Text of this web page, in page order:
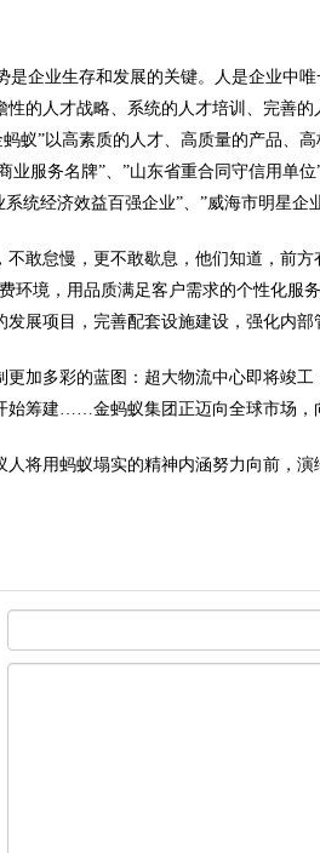
企业生存和发展的关键。人是企业中
的人才战略、系统的人才培训、完善
蚁”以高素质的人才、高质量的产品、
业服务名牌”、”山东省重合同守信用单
统经济效益百强企业”、”威海市明星企
敢怠慢，更不敢歇息，他们知道，前
环境，用品质满足客户需求的个性化
展项目，完善配套设施建设，强化内部
加多彩的蓝图：超大物流中心即将竣
始筹建……金蚂蚁集团正迈向全球市场，
人将用蚂蚁塌实的精神内涵努力向前，